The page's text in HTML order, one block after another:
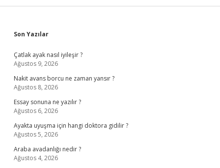
Sidebar
Son Yazılar
Çatlak ayak nasıl iyileşir ?
Ağustos 9, 2026
Nakit avans borcu ne zaman yansır ?
Ağustos 8, 2026
Essay sonuna ne yazılır ?
Ağustos 6, 2026
Ayakta uyuşma için hangi doktora gidilir ?
Ağustos 5, 2026
Araba avadanlığı nedir ?
Ağustos 4, 2026